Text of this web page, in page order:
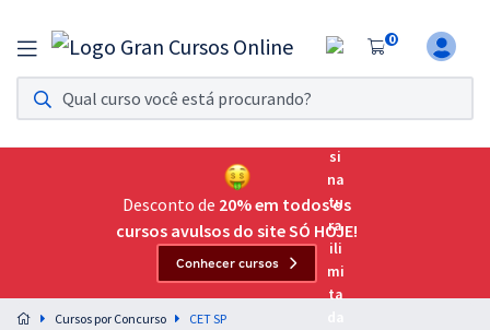
0
Assinatura Ilimitada 11
Acesso a todos os cursos. Teste grátis por 7 dias!
Assinatura OAB Até Passar
Acesso ilimitado a toda preparação para o Exame da
Preparação completa e intensiva para as principais
Desconto de 20% em todos os
cursos avulsos do site SÓ HOJE!
Conhecer cursos
Cursos por Concurso CET SP